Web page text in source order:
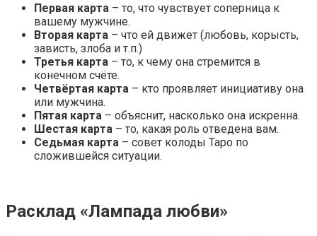
Первая карта – то, что чувствует соперница к
вашему мужчине.
Вторая карта – что ей движет (любовь, корысть,
зависть, злоба и т.п.)
Третья карта – то, к чему она стремится в
конечном счёте.
Четвёртая карта – кто проявляет инициативу она
или мужчина.
Пятая карта – объяснит, насколько она искренна.
Шестая карта – то, какая роль отведена вам.
Седьмая карта – совет колоды Таро по
сложившейся ситуации.
Расклад «Лампада любви»